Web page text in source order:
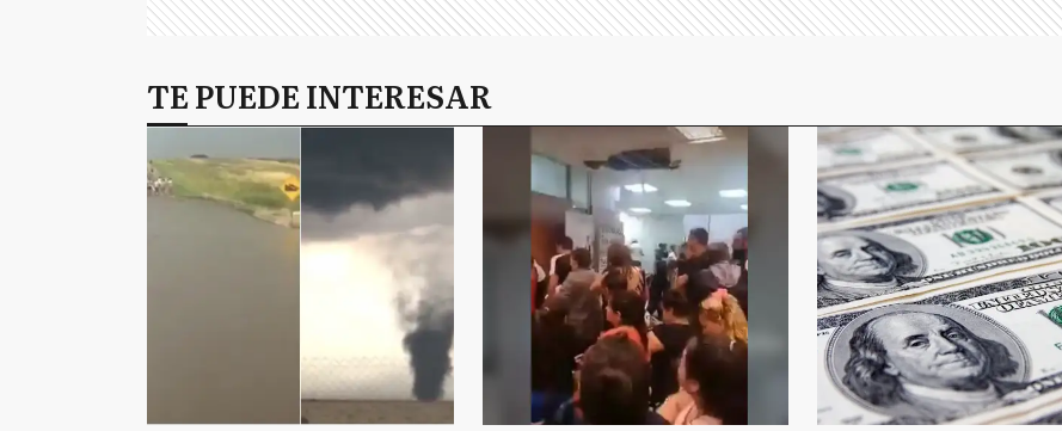
TE PUEDE INTERESAR